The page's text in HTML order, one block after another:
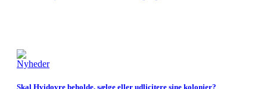
Nyheder
Skal Hvidovre beholde, sælge eller udlicitere sine kolonier?